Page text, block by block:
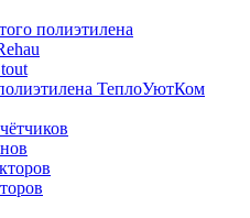
полиэтилена
ТеплоУютКом